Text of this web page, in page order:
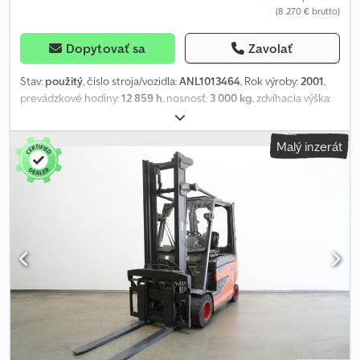
Aktívne odvzdušňovanie pri nabíjaní - Blatník pre svetelnú
inštaláciu - Prepínačový zámok 633 - Kontrola pásu pri 2 km/h -
Batériový rám na vloženie - LSP 0,6
(8 270 € brutto)
Dopytovať sa Zavolať
Stav: použitý, číslo stroja/vozidla:ANL1013464, Rok výroby:2001,
prevádzkové hodiny:12 859 h, nosnosť: 3 000 kg, zdvíhacia výška:
1 520 mm, ťažisko nákladu:
stožiara:triplex, kapacita batérie:575 Ach, napätie batérie:80 V,
šírka nosiča vidlíc:
, dĺžka vidlíc:
, veľkosť
prednej pneumatiky:
23x9-10, veľkosť zadnej pneumatiky:
pohotovostná hmotnosť: 5 328 kg, celková výška:
, celková šírka:1 170 mm
- Aquamatic s batériovým napájaním - Vozidlová zástrčka REMA
160 A - Vertikálna výmena batérie - Menovač napätia - Vozidlo:
Jednoduchý doplnkový hydraulický systém - Stožiar: Jednoduchý
doplnkový hydraulický systém - Bočný posúvač, integrovaný -
Oceľový rám + predné, strešné a zadné sklo - 2 x pracovné svetlá
vpredu - 1 x cúvacia lampa vzadu - Kontrola prístupu: Kľúčový
spínač - Štandardné sedadlo vodiča (umelá koža) - Dvojité pedále
- Centrálne ovládanie páky a krížového ovládania páky - Počítadlo
prevádzkových hodín s indikáciou vybíjania batérie a funkciou
Malý inzerát